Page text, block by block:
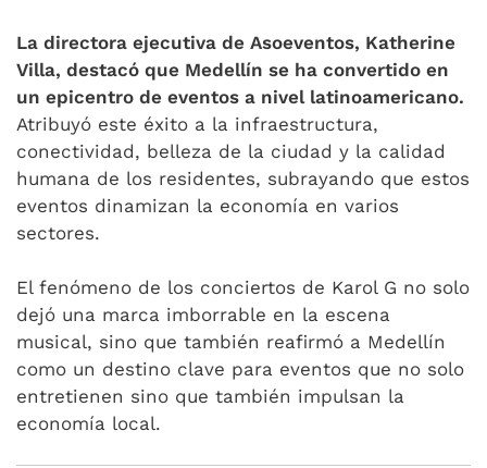
La directora ejecutiva de Asoeventos, Katherine
Villa, destacó que Medellín se ha convertido en
un epicentro de eventos a nivel latinoamericano.
Atribuyó este éxito a la infraestructura,
conectividad, belleza de la ciudad y la calidad
humana de los residentes, subrayando que estos
eventos dinamizan la economía en varios
sectores.
El fenómeno de los conciertos de Karol G no solo
dejó una marca imborrable en la escena
musical, sino que también reafirmó a Medellín
como un destino clave para eventos que no solo
entretienen sino que también impulsan la
economía local.